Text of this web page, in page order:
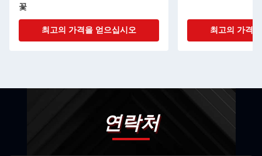
꽃
최고의 가격을 얻으십시오 최고의 가격
연락처